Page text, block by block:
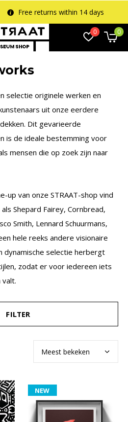
0 0
within 14 days
selectie originele werken en
uit onze eerdere
Dit gevarieerde
is de ideale bestemming voor
mensen die op zoek zijn naar
up van onze STRAAT-shop vind
Shepard Fairey, Cornbread,
Smith, Lennard Schuurmans,
hele reeks andere visionaire
dynamische selectie herbergt
zodat er voor iedereen iets
FILTER
NEW